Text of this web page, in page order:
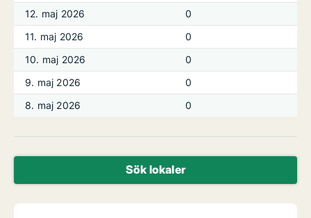
12. maj 2026
0
11. maj 2026
0
10. maj 2026
0
9. maj 2026
0
8. maj 2026
0
Sök lokaler